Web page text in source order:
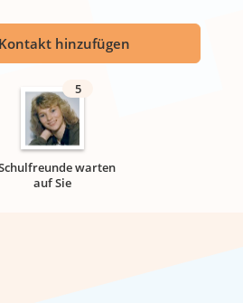
hinzufügen
5
warten
auf Sie